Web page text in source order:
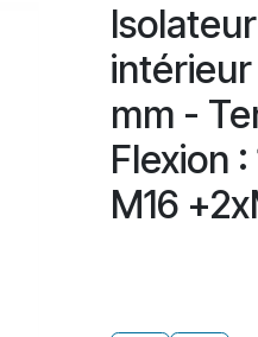
mm -
Flexion
M16